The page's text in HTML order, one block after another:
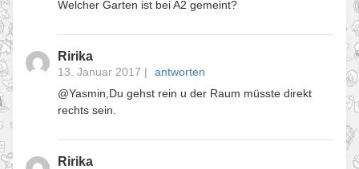
Welcher Garten ist bei A2 gemeint?
Ririka
13. Januar 2017 |
antworten
@Yasmin,Du gehst rein u der Raum müsste direkt
rechts sein.
Ririka